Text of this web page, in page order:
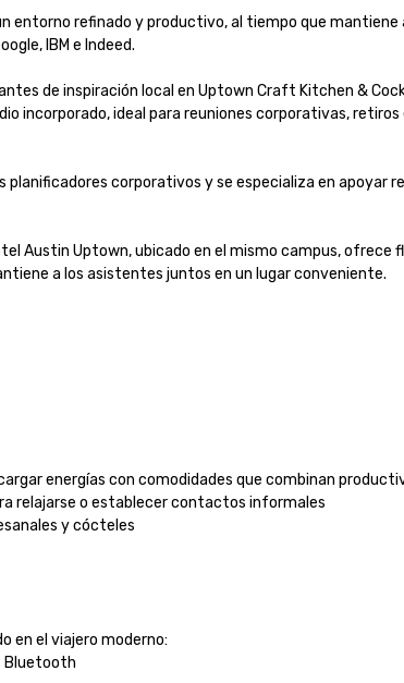
entorno refinado y productivo, al tiempo que mantiene
IBM e Indeed.
de inspiración local en Uptown Craft Kitchen &
incorporado, ideal para reuniones corporativas,
corporativos y se especializa en apoyar
Austin Uptown, ubicado en el mismo campus, ofrece
a los asistentes juntos en un lugar conveniente.
energías con comodidades que combinan
relajarse o establecer contactos informales
y cócteles
en el viajero moderno:
Bluetooth